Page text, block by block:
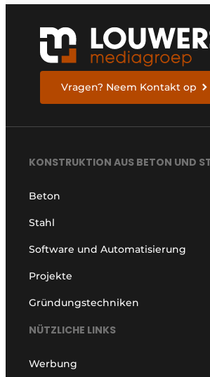
Vragen? Neem Kontakt op
KONSTRUKTION AUS BETON UND
Beton
Stahl
Software und Automatisierung
Projekte
Gründungstechniken
NÜTZLICHE LINKS
Werbung